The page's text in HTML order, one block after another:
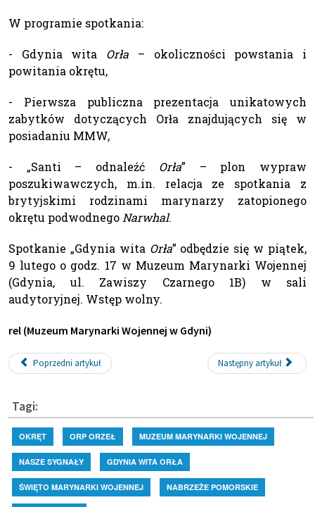
W programie spotkania:
- Gdynia wita Orła – okoliczności powstania i
powitania okrętu,
- Pierwsza publiczna prezentacja unikatowych
zabytków dotyczących Orła znajdujących się w
posiadaniu MMW,
- „Santi – odnaleźć Orła” – plon wypraw
poszukiwawczych, m.in. relacja ze spotkania z
brytyjskimi rodzinami marynarzy zatopionego
okrętu podwodnego Narwhal.
Spotkanie „Gdynia wita Orła” odbędzie się w piątek,
9 lutego o godz. 17 w Muzeum Marynarki Wojennej
(Gdynia, ul. Zawiszy Czarnego 1B) w sali
audytoryjnej. Wstęp wolny.
rel (Muzeum Marynarki Wojennej w Gdyni)
Poprzedni artykuł Następny artykuł
Tagi:
OKRĘT ORP ORZEŁ MUZEUM MARYNARKI WOJENNEJ
NASZE SYGNAŁY GDYNIA WITA ORŁA
ŚWIĘTO MARYNARKI WOJENNEJ NABRZEŻE POMORSKIE